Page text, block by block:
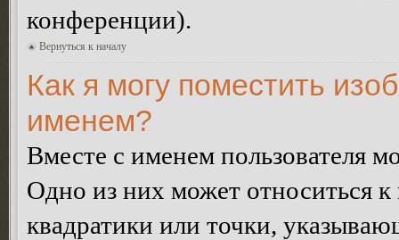
конференции).
Вернуться к началу
Как я могу поместить
именем?
Вместе с именем пользователя
Одно из них может относиться
квадратики или точки,